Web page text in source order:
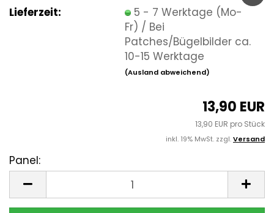
Lieferzeit:
5 - 7 Werktage (Mo-
Fr) / Bei
Patches/Bügelbilder ca.
10-15 Werktage
(Ausland abweichend)
13,90 EUR
13,90 EUR pro Stück
inkl. 19% MwSt. zzgl.Versand
Panel: